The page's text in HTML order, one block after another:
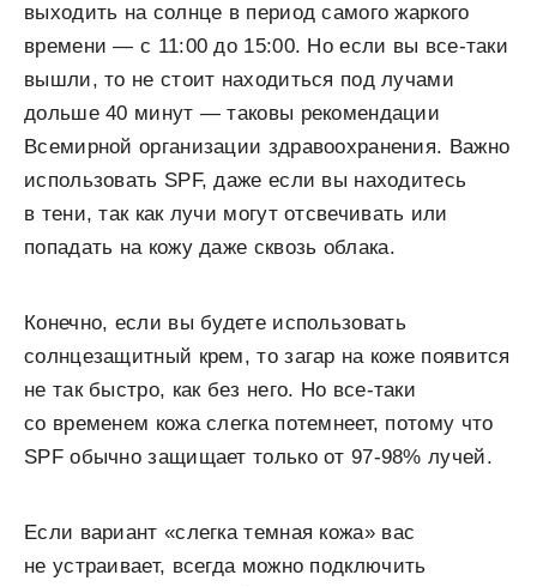
выходить на солнце в период самого жаркого
времени — с 11:00 до 15:00. Но если вы все-таки
вышли, то не стоит находиться под лучами
дольше 40 минут — таковы рекомендации
Всемирной организации здравоохранения. Важно
использовать SPF, даже если вы находитесь
в тени, так как лучи могут отсвечивать или
попадать на кожу даже сквозь облака.
Конечно, если вы будете использовать
солнцезащитный крем, то загар на коже появится
не так быстро, как без него. Но все-таки
со временем кожа слегка потемнеет, потому что
SPF обычно защищает только от 97-98% лучей.
Если вариант «слегка темная кожа» вас
не устраивает, всегда можно подключить